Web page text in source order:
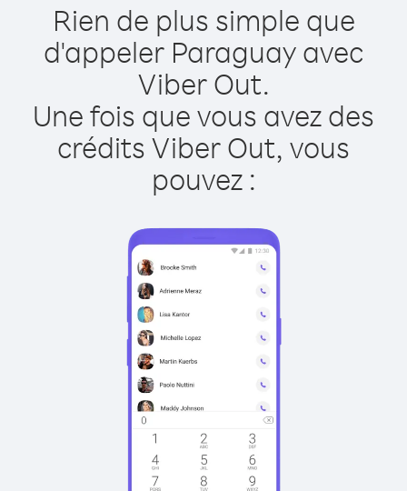
Rien de plus simple que
d'appeler Paraguay avec
Viber Out.
Une fois que vous avez des
crédits Viber Out, vous
pouvez :